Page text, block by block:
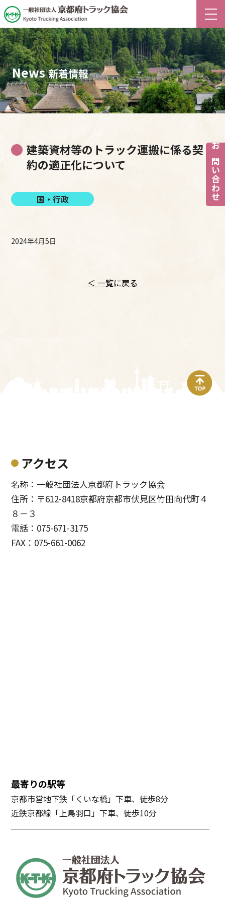
お問い合わせ
News 新着情報
建築資材等のトラック運搬に係る契
約の適正化について
国・行政
2024年4月5日
＜ 一覧に戻る
top
アクセス
名称：一般社団法人京都府トラック協会
住所：〒612-8418京都府京都市伏見区竹田向代町４
８－３
電話：075-671-3175
FAX：075-661-0062
最寄りの駅等
京都市営地下鉄「くいな橋」下車、徒歩8分
近鉄京都線「上鳥羽口」下車、徒歩10分